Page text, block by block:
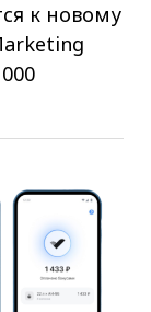
к новому